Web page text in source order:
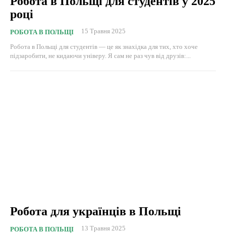
році
РОБОТА В ПОЛЬЩІ 15 Травня 2025
Робота в Польщі для студентів — це як знахідка для тих, хто хоче
підзаробити, не кидаючи універу. Я сам не раз чув від друзів:...
Робота для українців в Польщі
РОБОТА В ПОЛЬЩІ 13 Травня 2025